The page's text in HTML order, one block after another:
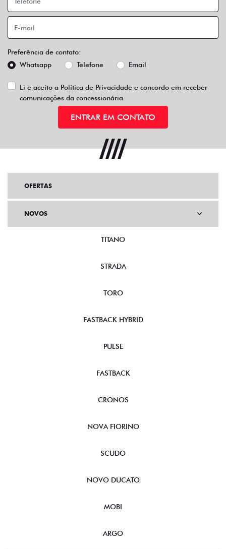
Preferência de contato:
Whatsapp
Telefone Email
Li e aceito a Política de Privacidade e concordo em receber
comunicações da concessionária.
ENTRAR EM CONTATO
OFERTAS
NOVOS
TITANO
STRADA
TORO
FASTBACK HYBRID
PULSE
FASTBACK
CRONOS
NOVA FIORINO
SCUDO
NOVO DUCATO
MOBI
ARGO